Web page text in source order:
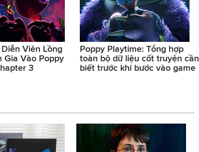
Viên Lồng
Gia Vào Poppy
3
Poppy Playtime: Tổng hợp
toàn bộ dữ liệu cốt truyện cần
biết trước khi bước vào game